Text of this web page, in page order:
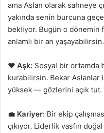
ama Aslan olarak sahneye
yakında senin burcuna
bekliyor. Bugün o dönemin
anlamlı bir an yaşayabilirsin.
❤️ Aşk: Sosyal bir ortamda
kurabilirsin. Bekar Aslanlar
yüksek — gözlerini açık tut.
💼 Kariyer: Bir ekip
çıkıyor. Liderlik vasfın